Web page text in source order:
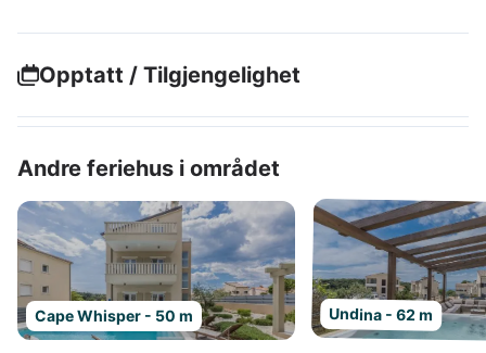
Opptatt / Tilgjengelighet
Andre feriehus i området
Cape Whisper - 50 m Undina - 62 m